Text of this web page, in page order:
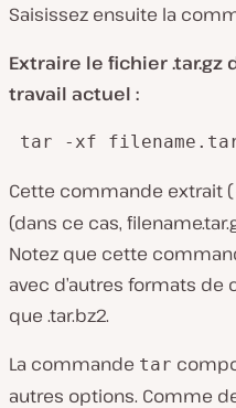
Saisissez ensuite la
Extraire le fichier
travail actuel :
tar -xf
Cette commande extrait (
(dans ce cas,
Notez que cette
avec d’autres formats
que .tar.bz2.
La commande tar
autres options. Comme